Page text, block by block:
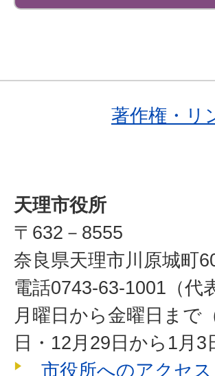
著作権・リ
天理市役所
〒632－8555
奈良県天理市川原城町
電話0743-63-1001（代
月曜日から金曜日まで
日・12月29日から1月
市役所へのアクセス